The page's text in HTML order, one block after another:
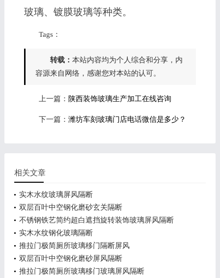
玻璃、镀膜玻璃等种类。
Tags：
转载： 本站内容均为个人综合和分享，内
容源来自网络，感谢您对本站的认可。
上一篇： 陕西装饰玻璃生产加工在线咨询
下一篇： 潍坊车刻玻璃门店电话微信是多少？
相关文章
实木水纹玻璃屏风隔断
双层百叶中空钢化磨砂玄关隔断
不锈钢铁艺简约超白遮挡旋转装饰玻璃屏风隔断
实木水纹钢化玻璃隔断
推拉门极简厕所玻璃移门隔断屏风
双层百叶中空钢化磨砂屏风隔断
推拉门极简厕所玻璃移门玻璃屏风隔断